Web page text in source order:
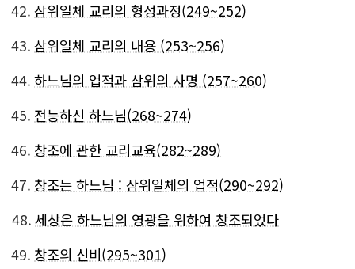
42. 삼위일체 교리의 형성과정(249~252)
43. 삼위일체 교리의 내용 (253~256)
44. 하느님의 업적과 삼위의 사명 (257~260)
45. 전능하신 하느님(268~274)
46. 창조에 관한 교리교육(282~289)
47. 창조는 하느님 : 삼위일체의 업적(290~292)
48. 세상은 하느님의 영광을 위하여 창조되었다
49. 창조의 신비(295~301)